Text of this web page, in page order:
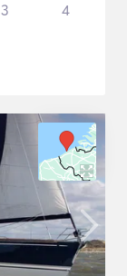
3 4